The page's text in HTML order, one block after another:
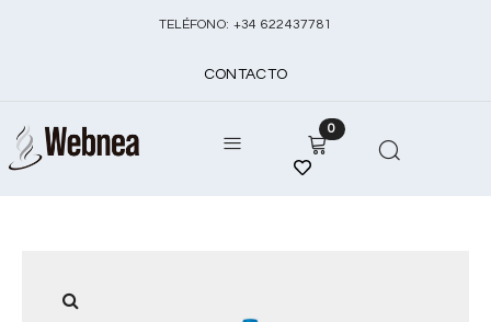
TELÉFONO: +34 622437781
CONTACTO
0